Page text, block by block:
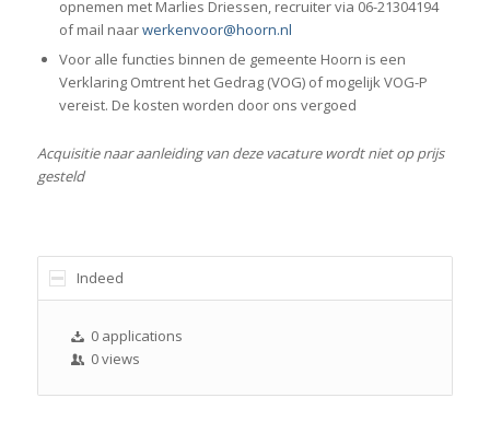
opnemen met Marlies Driessen, recruiter via 06-21304194
of mail naarwerkenvoor@hoorn.nl
Voor alle functies binnen de gemeente Hoorn is een
Verklaring Omtrent het Gedrag (VOG) of mogelijk VOG-P
vereist. De kosten worden door ons vergoed
Acquisitie naar aanleiding van deze vacature wordt niet op prijs
gesteld
Indeed
0 applications
0 views